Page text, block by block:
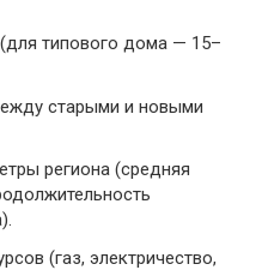
типового дома — 15–
старыми и новыми
региона (средняя
(газ, электричество,